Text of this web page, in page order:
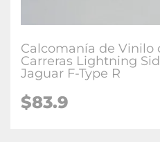
Calcomanía de Vinilo
Carreras Lightning
Jaguar F-Type R
$83.9